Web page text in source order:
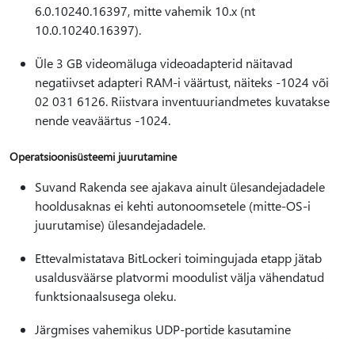
6.0.10240.16397, mitte vahemik 10.x (nt
10.0.10240.16397).
Üle 3 GB videomäluga videoadapterid näitavad
negatiivset adapteri RAM-i väärtust, näiteks -1024 või
02 031 6126. Riistvara inventuuriandmetes kuvatakse
nende veaväärtus -1024.
Operatsioonisüsteemi juurutamine
Suvand Rakenda see ajakava ainult ülesandejadadele
hooldusaknas ei kehti autonoomsetele (mitte-OS-i
juurutamise) ülesandejadadele.
Ettevalmistatava BitLockeri toimingujada etapp jätab
usaldusväärse platvormi moodulist välja vähendatud
funktsionaalsusega oleku.
Järgmises vahemikus UDP-portide kasutamine